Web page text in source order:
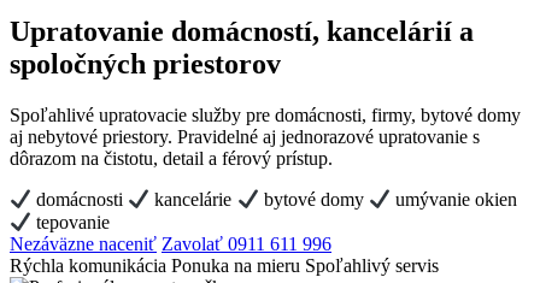
Upratovanie domácností, kancelárií a
spoločných priestorov
Spoľahlivé upratovacie služby pre domácnosti, firmy, bytové domy
aj nebytové priestory. Pravidelné aj jednorazové upratovanie s
dôrazom na čistotu, detail a férový prístup.
domácnosti kancelárie bytové domy
umývanie okien
tepovanie
Nezáväzne naceniť Zavolať 0911 611 996
Rýchla komunikácia Ponuka na mieru Spoľahlivý servis